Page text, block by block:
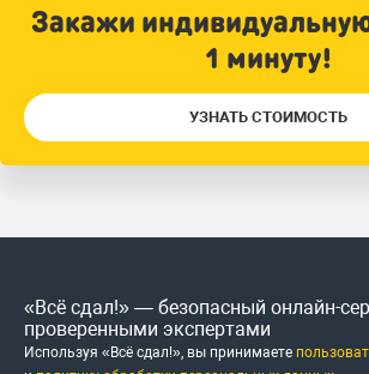
Закажи
1 минуту!
УЗНАТЬ СТОИМОСТЬ
«Всё сдал!» — безопасный онлайн-
проверенными экспертами
Используя «Всё сдал!», вы принимаете